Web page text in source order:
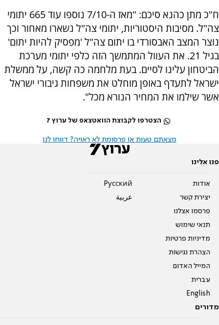
ח"כ מתן כהנא סיכם: "מאז ה-7/10 נוספו עוד 665 יתומי
צה"ל. מסיבות היסטוריות, יתומי צה"ל נשארו מאחור וכך
נוצר המצב האבסורדי בו יתום צה"ל 'מפסיק להיות יתום'
בגיל 21. את העוול המתמשך הזה כלפי יתומי מערכת
הביטחון עלינו לסיים. בעת מלחמה כה קשה, על ממשלת
ישראל לתעדף באופן מוחלט את משפחות גיבורי ישראל
אשר שילמו את המחיר הנורא מכל".
הצטרפו לקבוצת הוואטצאפ של ערוץ 7
מצאתם טעות או פרסומת לא ראויה? דווחו לנו
פנו אלינו
אודות
יצירת קשר
פרסמו אצלנו
תנאי שימוש
מדיניות פרטיות
הצהרת נגישות
המייל האדום
עברית
English
Pусский
عربية
מדורים